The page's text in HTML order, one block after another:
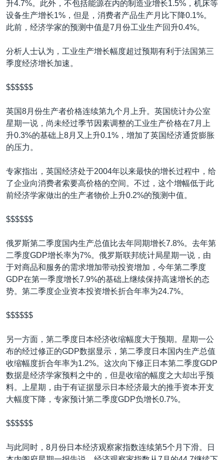
升4.7%。此外，不包括能源在内的制造业增长1.5%，机床等
设备生产增长1%，但是，消费者产品生产月比下降0.1%。
此前，经济学家的预测中值是7月份工业生产回升0.4%。
分析人士认为，工业生产增长幅度超过预期有利于法国第三
季度经济增长加速。
$$$$$$
英国8月份生产者价格连续第九个月上升。英国统计办公室
星期一说，尚未经过季节因素调整的工业生产价格在7月上
升0.3%的基础上8月又上升0.1%，增加了英国经济通货膨胀
的压力。
专家指出，英国经济处于2004年以来最快的增长过程中，给
了企业向消费者索要高价格的空间。不过，这个增幅低于此
前经济学家做出的生产者物价上升0.2%的预测中值。
$$$$$$
俄罗斯第二季度国内生产总值比去年同期增长7.8%。去年第
二季度GDP增长率为7%。俄罗斯联邦统计局星期一说，由
于对商品和服务的需求增加带动投资增加，今年第二季度
GDP在第一季度增长7.9%的基础上继续保持高速增长的态
势。第二季度企业资本投资增长折合年率为24.7%。
$$$$$$
另一方面，第二季度日本经济收缩幅度大于预期。星期一公
布的经过修正的GDP数据显示，第二季度日本国内生产总值
收缩幅度折合年率为1.2%。这次向下修正日本第二季度GDP
数据是经济学家预料之中的，但是收缩的幅度之大却出乎预
料。上星期，由于有证据显示日本经济最大的推手资本开支
大幅度下降，专家预计第二季度GDP负增长0.7%。
$$$$$$
与此同时，8月份日本经济观察家指数连续第5个月下滑。日